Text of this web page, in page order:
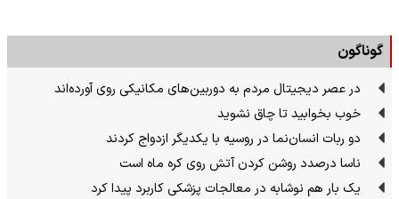
گوناگون
در عصر دیجیتال مردم به دوربین‌های مکانیکی روی آورده‌اند
خوب بخوابید تا چاق نشوید
دو ربات انسان‌نما در روسیه با یکدیگر ازدواج کردند
ناسا درصدد روشن کردن آتش روی کره ماه است
یک بار هم نوشابه در معالجات پزشکی کاربرد پیدا کرد